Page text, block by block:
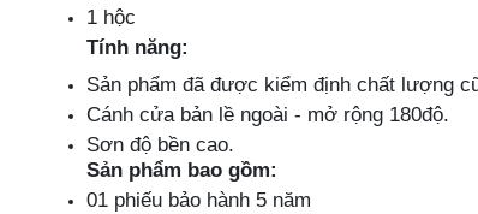
1 hộc
Tính năng:
Sản phẩm đã được kiểm định chất lượng
Cánh cửa bản lề ngoài - mở rộng 180độ.
Sơn độ bền cao.
Sản phẩm bao gồm:
01 phiếu bảo hành 5 năm